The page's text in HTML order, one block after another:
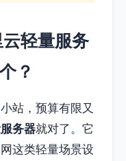
轻量服务
？
站，预算有限又
务器就对了。它
这类轻量场景设